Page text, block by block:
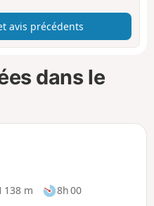
avis précédents
dans le
138 m
8h 00